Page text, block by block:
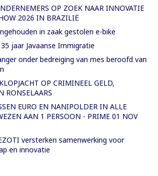
OP ZOEK NAAR INNOVATIE
2026 IN BRAZILIË
in zaak gestolen e-bike
jaar Javaanse Immigratie
onder bedreiging van mes beroofd van
OP CRIMINEEL GELD,
RONSELAARS
EURO EN NANIPOLDER IN ALLE
AAN 1 PERSOON - PRIME 01 NOV
versterken samenwerking voor
en innovatie